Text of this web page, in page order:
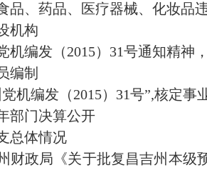
品、药品、医疗器械、化妆品
机构
机编发（2015）31号通知精神
编制
机编发（2015）31号”,核定事
部门决算公开
总体情况
财政局《关于批复昌吉州本级